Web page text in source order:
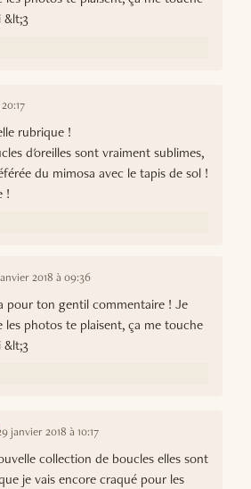
&lt;3
rubrique !
d'oreilles sont vraiment sublimes,
du mimosa avec le tapis de sol !
!
2018 à 09:36
pour ton gentil commentaire ! Je
les photos te plaisent, ça me touche
&lt;3
janvier 2018 à 10:17
collection de boucles elles sont
je vais encore craqué pour les